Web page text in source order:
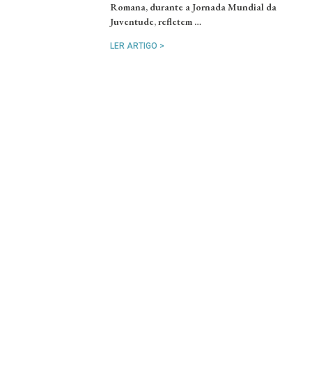
Romana, durante a Jornada Mundial da
Juventude, refletem …
LER ARTIGO >